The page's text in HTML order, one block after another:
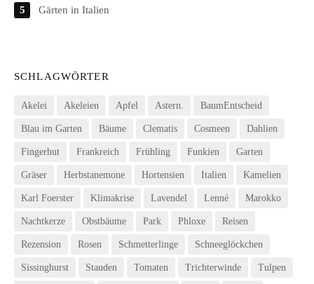
Gärten in Italien
SCHLAGWÖRTER
Akelei Akeleien Apfel Astern. BaumEntscheid
Blau im Garten Bäume Clematis Cosmeen Dahlien
Fingerhut Frankreich Frühling Funkien Garten
Gräser Herbstanemone Hortensien Italien Kamelien
Karl Foerster Klimakrise Lavendel Lenné Marokko
Nachtkerze Obstbäume Park Phloxe Reisen
Rezension Rosen Schmetterlinge Schneeglöckchen
Sissinghurst Stauden Tomaten Trichterwinde Tulpen